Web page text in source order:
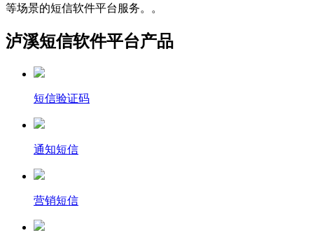
等场景的短信软件平台服务。。
泸溪短信软件平台产品
短信验证码
通知短信
营销短信